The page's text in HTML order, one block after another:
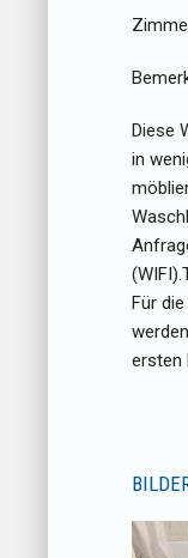
Diese
in
Für
ersten